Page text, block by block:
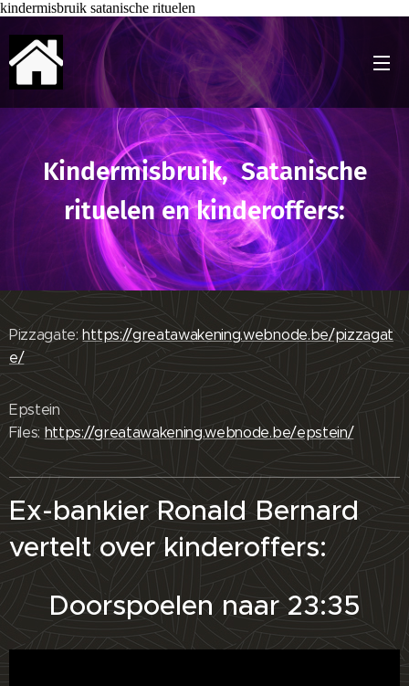
kindermisbruik satanische rituelen
Kindermisbruik, Satanische
rituelen en kinderoffers:
Pizzagate:https://greatawakening.webnode.be/pizzagat
e/
Epstein
Files: https://greatawakening.webnode.be/epstein/
Ex-bankier Ronald Bernard
vertelt over kinderoffers:
Doorspoelen naar 23:35